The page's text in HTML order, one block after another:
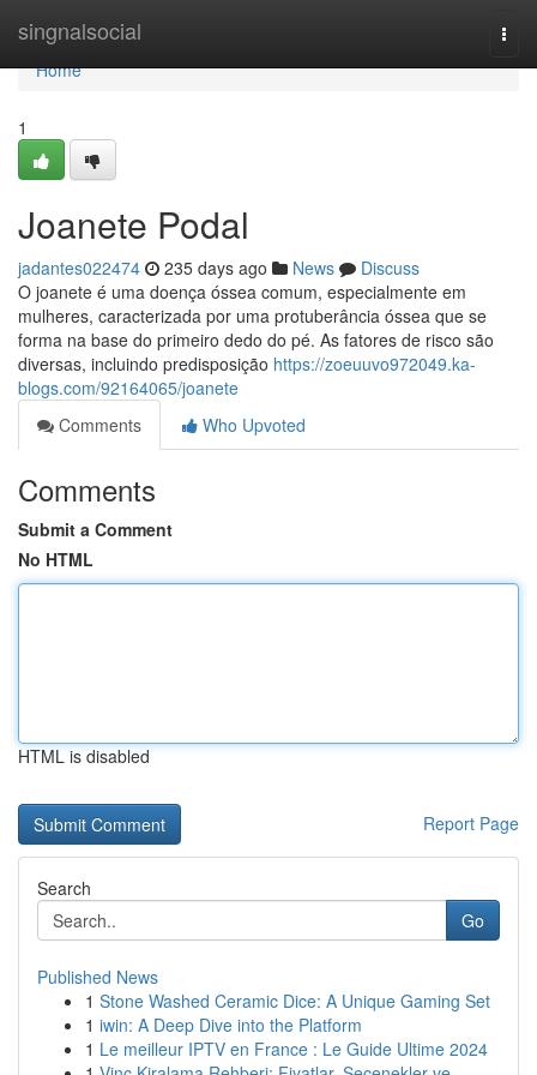
singnalsocial
Home
Home
1
Joanete Podal
jadantes022474 235 days ago News
Discuss
O joanete é uma doença óssea comum, especialmente em
mulheres, caracterizada por uma protuberância óssea que se
forma na base do primeiro dedo do pé. As fatores de risco são
diversas, incluindo predisposição https://zoeuuvo972049.ka-
blogs.com/92164065/joanete
Comments
Who Upvoted
Comments
Submit a Comment
No HTML
HTML is disabled
Report Page
Search
Go
Published News
1 Stone Washed Ceramic Dice: A Unique Gaming Set
1 iwin: A Deep Dive into the Platform
1 Le meilleur IPTV en France : Le Guide Ultime 2024